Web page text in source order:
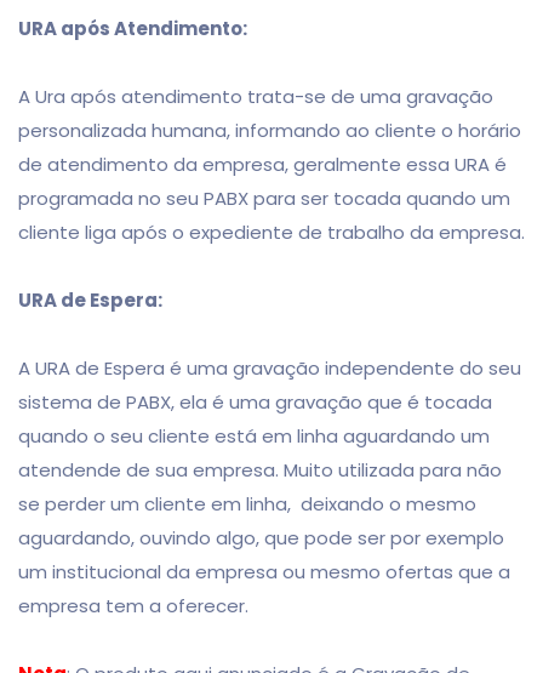
URA após Atendimento:
A Ura após atendimento trata-se de uma gravação
personalizada humana, informando ao cliente o horário
de atendimento da empresa, geralmente essa URA é
programada no seu PABX para ser tocada quando um
cliente liga após o expediente de trabalho da empresa.
URA de Espera:
A URA de Espera é uma gravação independente do seu
sistema de PABX, ela é uma gravação que é tocada
quando o seu cliente está em linha aguardando um
atendende de sua empresa. Muito utilizada para não
se perder um cliente em linha, deixando o mesmo
aguardando, ouvindo algo, que pode ser por exemplo
um institucional da empresa ou mesmo ofertas que a
empresa tem a oferecer.